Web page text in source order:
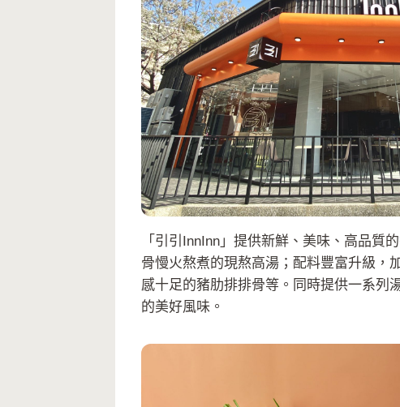
「引引InnInn」提供新鮮、美味、高品質
骨慢火熬煮的現熬高湯；配料豐富升級，
感十足的豬肋排排骨等。同時提供一系列
的美好風味。